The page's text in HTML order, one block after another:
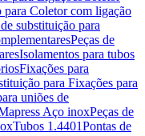
para Coletor com ligação
substituição para
Peças de
Isolamentos para tubos
Fixações para
para Fixações para
uniões de
Aço inoxPeças de
Tubos 1.4401Pontas de